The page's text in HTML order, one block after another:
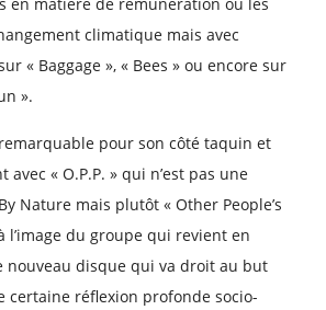
climatique mais avec
« Baggage », « Bees » ou encore sur
».
pour son côté taquin et
« O.P.P. » qui n’est pas une
Nature mais plutôt « Other People’s
l’image du groupe qui revient en
nouveau disque qui va droit au but
certaine réflexion profonde socio-